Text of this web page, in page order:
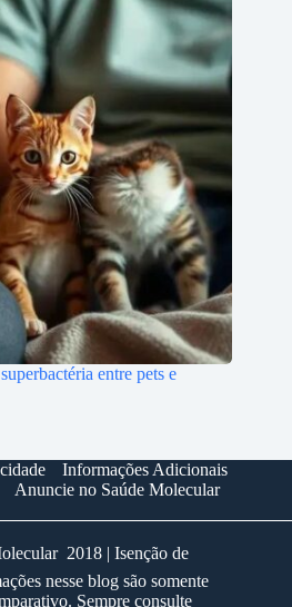
entre pets e
Informações Adicionais
Anuncie no Saúde Molecular
2018 | Isenção de
nesse blog são somente
Sempre consulte